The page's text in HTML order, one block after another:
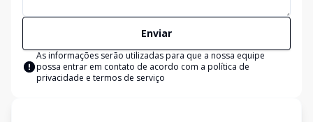
Enviar
As informações serão utilizadas para que a nossa equipe
possa entrar em contato de acordo com a política de
privacidade e termos de serviço